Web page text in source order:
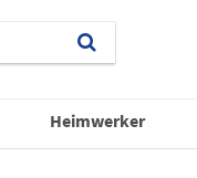
Heimwerker